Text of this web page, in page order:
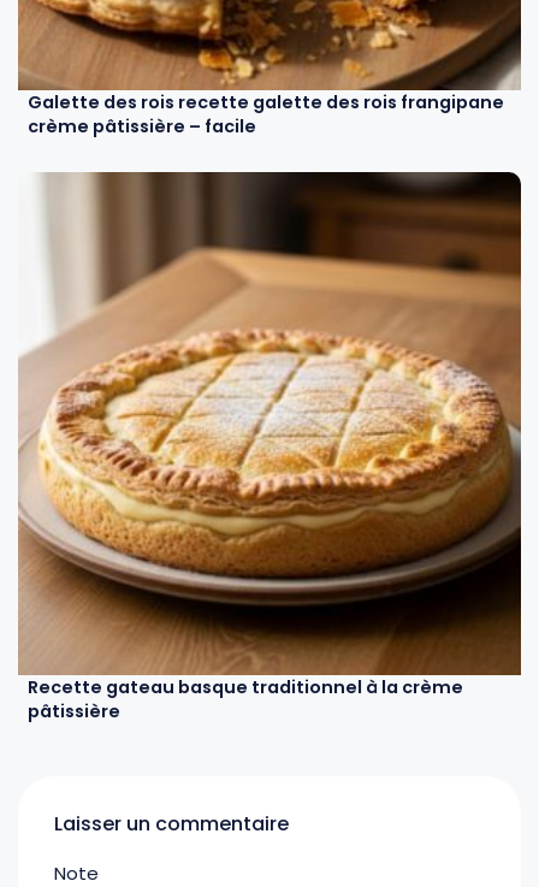
Galette des rois recette galette des rois frangipane
crème pâtissière – facile
Recette gateau basque traditionnel à la crème
pâtissière
Laisser un commentaire
Note